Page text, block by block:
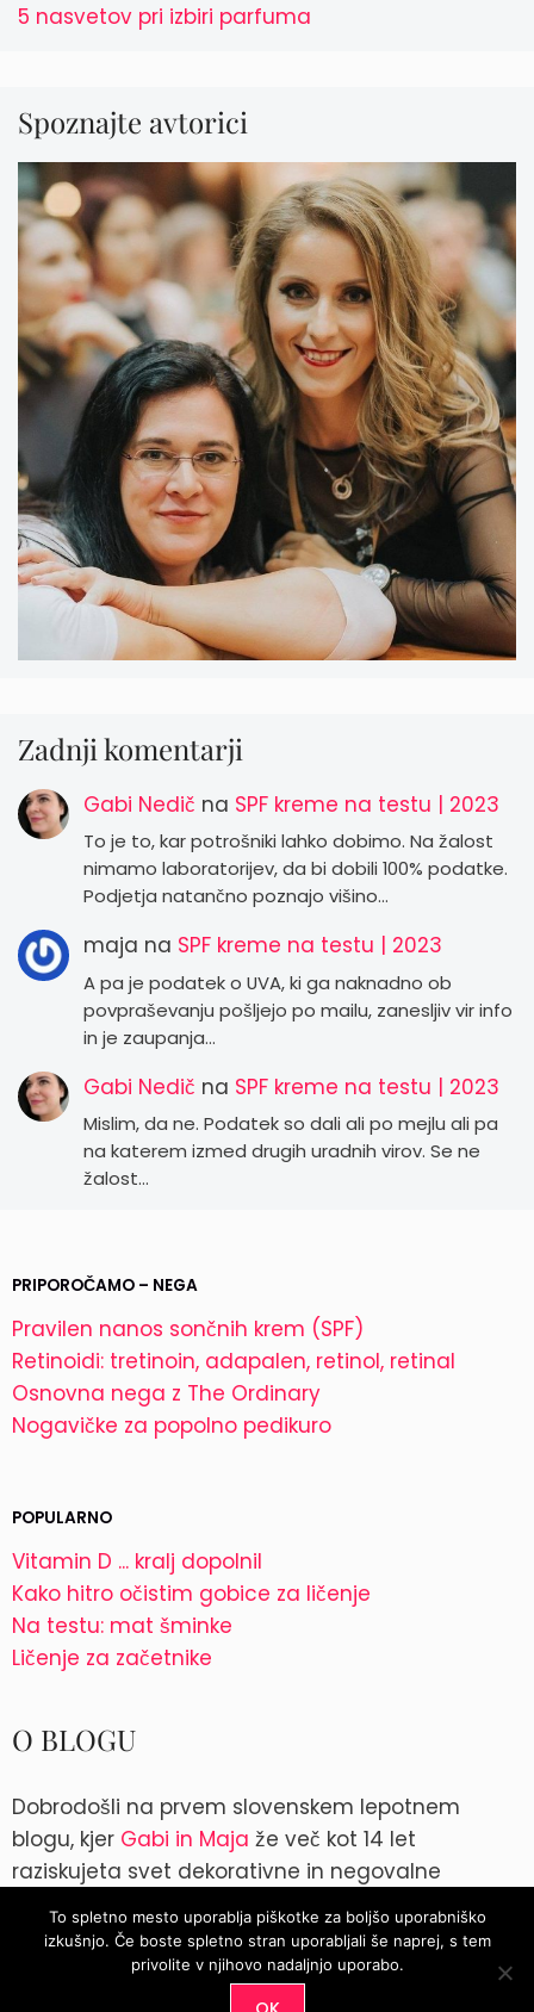
5 nasvetov pri izbiri parfuma
Spoznajte avtorici
Zadnji komentarji
Gabi Nedič na SPF kreme na testu | 2023
To je to, kar potrošniki lahko dobimo. Na žalost
nimamo laboratorijev, da bi dobili 100% podatke.
Podjetja natančno poznajo višino…
maja na SPF kreme na testu | 2023
A pa je podatek o UVA, ki ga naknadno ob
povpraševanju pošljejo po mailu, zanesljiv vir info
in je zaupanja…
Gabi Nedič na SPF kreme na testu | 2023
Mislim, da ne. Podatek so dali ali po mejlu ali pa
na katerem izmed drugih uradnih virov. Se ne
žalost…
PRIPOROČAMO – NEGA
Pravilen nanos sončnih krem (SPF)
Retinoidi: tretinoin, adapalen, retinol, retinal
Osnovna nega z The Ordinary
Nogavičke za popolno pedikuro
POPULARNO
Vitamin D ... kralj dopolnil
Kako hitro očistim gobice za ličenje
Na testu: mat šminke
Ličenje za začetnike
O BLOGU
Dobrodošli na prvem slovenskem lepotnem
blogu, kjer Gabi in Maja že več kot 14 let
raziskujeta svet dekorativne in negovalne
kozmetike. Kontakt: blog@parokeets.com
Instagram
Instagram
To spletno mesto uporablja piškotke za boljšo uporabniško
izkušnjo. Če boste spletno stran uporabljali še naprej, s tem
privolite v njihovo nadaljnjo uporabo.